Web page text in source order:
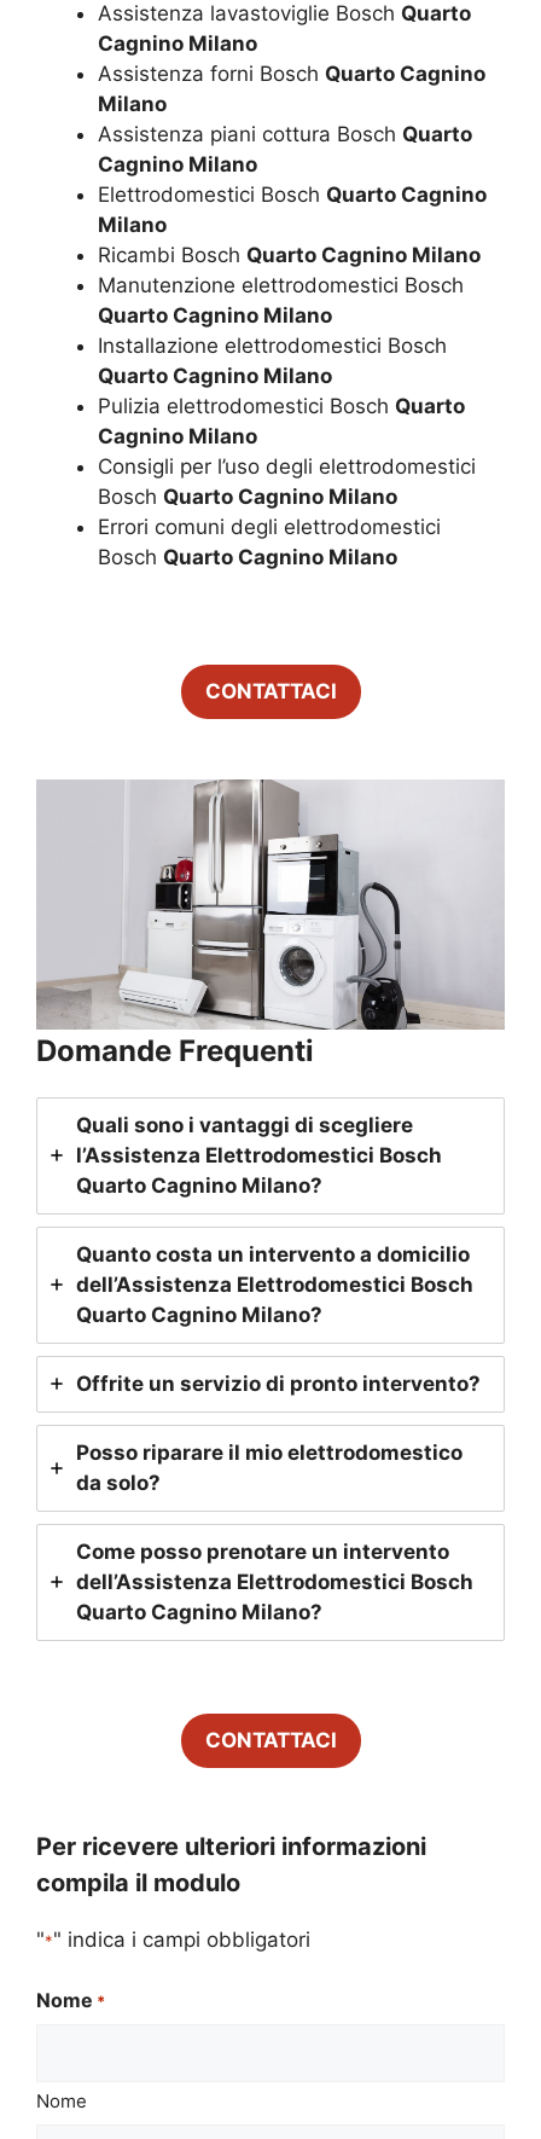
Assistenza lavastoviglie Bosch Quarto
Cagnino Milano
Assistenza forni Bosch Quarto Cagnino
Milano
Assistenza piani cottura Bosch Quarto
Cagnino Milano
Elettrodomestici Bosch Quarto Cagnino
Milano
Ricambi Bosch Quarto Cagnino Milano
Manutenzione elettrodomestici Bosch
Quarto Cagnino Milano
Installazione elettrodomestici Bosch
Quarto Cagnino Milano
Pulizia elettrodomestici Bosch Quarto
Cagnino Milano
Consigli per l’uso degli elettrodomestici
Bosch Quarto Cagnino Milano
Errori comuni degli elettrodomestici
Bosch Quarto Cagnino Milano
CONTATTACI
Domande Frequenti
Quali sono i vantaggi di scegliere
l’Assistenza Elettrodomestici Bosch
Quarto Cagnino Milano?
Quanto costa un intervento a domicilio
dell’Assistenza Elettrodomestici Bosch
Quarto Cagnino Milano?
Offrite un servizio di pronto intervento?
Posso riparare il mio elettrodomestico
da solo?
Come posso prenotare un intervento
dell’Assistenza Elettrodomestici Bosch
Quarto Cagnino Milano?
CONTATTACI
Per ricevere ulteriori informazioni
compila il modulo
"*" indica i campi obbligatori
Nome *
Nome